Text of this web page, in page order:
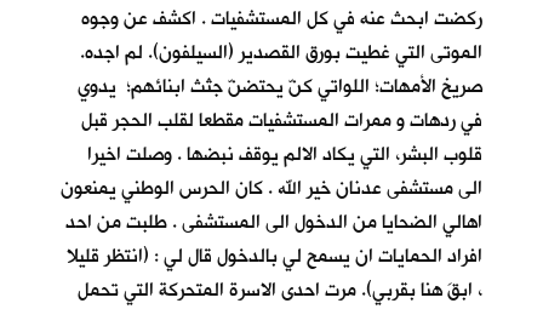
ركضت ابحث عنه في كل المستشفيات . اكشف عن وجوه
الموتى التي غطيت بورق القصدير (السيلفون). لم اجده.
صريخ الأمهات؛ اللواتي كنّ يحتضنّ جثث ابنائهم؛ يدوي
في ردهات و ممرات المستشفيات مقطعا لقلب الحجر قبل
قلوب البشر، التي يكاد الالم يوقف نبضها . وصلت اخيرا
الى مستشفى عدنان خير الله . كان الحرس الوطني يمنعون
اهالي الضحايا من الدخول الى المستشفى . طلبت من احد
افراد الحمايات ان يسمح لي بالدخول قال لي : (انتظر قليلا
، ابقَ هنا بقربي). مرت احدى الاسرة المتحركة التي تحمل